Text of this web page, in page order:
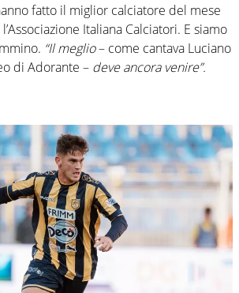
fatto il miglior calciatore del mese
Italiana Calciatori. E siamo
“Il meglio– come cantava Luciano
di Adorante – deve ancora venire”.